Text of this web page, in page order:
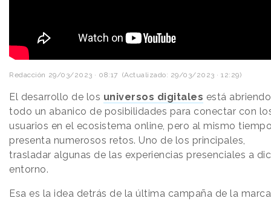
Redacción 29/03/2023 · 08:17 (Actualizado: 29/03/2023 · 12:29)
El desarrollo de los universos digitales está abriendo
todo un abanico de posibilidades para conectar con
usuarios en el ecosistema online, pero al mismo
presenta numerosos retos. Uno de los principales,
trasladar algunas de las experiencias presenciales a
entorno.
Esa es la idea detrás de la última campaña de la